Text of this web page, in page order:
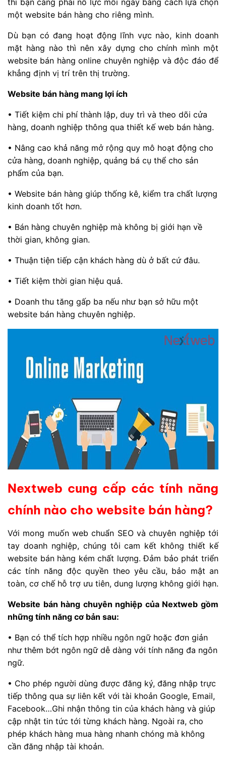
thì bạn càng phải nỗ lực mỗi ngày bằng cách lựa chọn
một website bán hàng cho riêng mình.
Dù bạn có đang hoạt động lĩnh vực nào, kinh doanh
mặt hàng nào thì nên xây dựng cho chính mình một
website bán hàng online chuyên nghiệp và độc đáo để
khẳng định vị trí trên thị trường.
Website bán hàng mang lợi ích
• Tiết kiệm chi phí thành lập, duy trì và theo dõi cửa
hàng, doanh nghiệp thông qua thiết kế web bán hàng.
• Nâng cao khả năng mở rộng quy mô hoạt động cho
cửa hàng, doanh nghiệp, quảng bá cụ thể cho sản
phẩm của bạn.
• Website bán hàng giúp thống kê, kiểm tra chất lượng
kinh doanh tốt hơn.
• Bán hàng chuyên nghiệp mà không bị giới hạn về
thời gian, không gian.
• Thuận tiện tiếp cận khách hàng dù ở bất cứ đâu.
• Tiết kiệm thời gian hiệu quả.
• Doanh thu tăng gấp ba nếu như bạn sở hữu một
website bán hàng chuyên nghiệp.
Nextweb cung cấp các tính năng
chính nào cho website bán hàng?
Với mong muốn web chuẩn SEO và chuyên nghiệp tới
tay doanh nghiệp, chúng tôi cam kết không thiết kế
website bán hàng kém chất lượng. Đảm bảo phát triển
các tính năng độc quyền theo yêu cầu, bảo mật an
toàn, cơ chế hỗ trợ ưu tiên, dung lượng không giới hạn.
Website bán hàng chuyên nghiệp của Nextweb gồm
những tính năng cơ bản sau:
• Bạn có thể tích hợp nhiều ngôn ngữ hoặc đơn giản
như thêm bớt ngôn ngữ dễ dàng với tính năng đa ngôn
ngữ.
• Cho phép người dùng được đăng ký, đăng nhập trực
tiếp thông qua sự liên kết với tài khoản Google, Email,
Facebook…Ghi nhận thông tin của khách hàng và giúp
cập nhật tin tức tới từng khách hàng. Ngoài ra, cho
phép khách hàng mua hàng nhanh chóng mà không
cần đăng nhập tài khoản.